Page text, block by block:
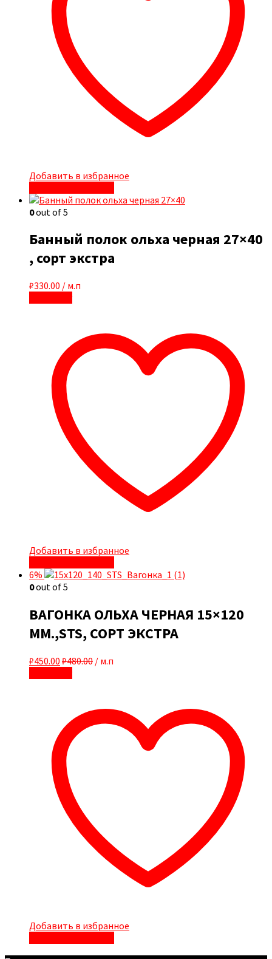
Добавить в избранное
0out of 5
Банный полок ольха черная 27×40
, сорт экстра
₽330.00 / м.п
Добавить в избранное
6%
0out of 5
ВАГОНКА ОЛЬХА ЧЕРНАЯ 15×120
ММ.,STS, СОРТ ЭКСТРА
₽450.00 ₽480.00 / м.п
Добавить в избранное